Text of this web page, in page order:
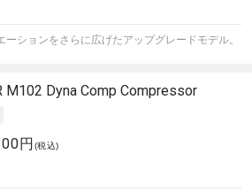
ションをさらに広げたアップグレードモデル。
M102 Dyna Comp Compressor
円 (税込)